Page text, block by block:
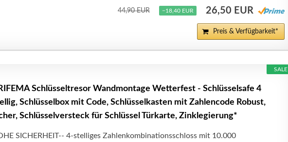
44,90 EUR −18,40 EUR 26,50 EUR
Preis & Verfügbarkeit*
SALE
Schlüsseltresor Wandmontage Wetterfest - Schlüsselsafe 4
Schlüsselbox mit Code, Schlüsselkasten mit Zahlencode Robust,
Schlüsselversteck für Schlüssel Türkarte, Zinklegierung*
SICHERHEIT-- 4-stelliges Zahlenkombinationsschloss mit 10.000